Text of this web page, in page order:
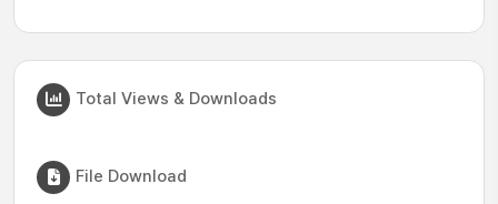
Total Views & Downloads
File Download